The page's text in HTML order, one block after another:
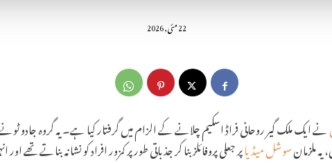
22 مئی, 2026
نے ایک ملک گیر روحانی فراڈ اسکیم چلانے کے الزام میں گرفتار کیا ہے۔ یہ گروہ جادو
ملزمانسوشل میڈیاپر جعلی پروفائلز بنا کر جذباتی طور پر کمزور افراد کو نشانہ بناتے